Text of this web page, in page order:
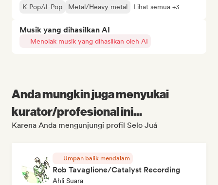
K-Pop/J-Pop
Metal/Heavy metal Lihat semua +3
Musik yang dihasilkan AI
Menolak musik yang dihasilkan oleh AI
Anda mungkin juga menyukai
kurator/profesional ini...
Karena Anda mengunjungi profil Selo Juá
Umpan balik mendalam
Rob Tavaglione/Catalyst Recording
Ahli Suara